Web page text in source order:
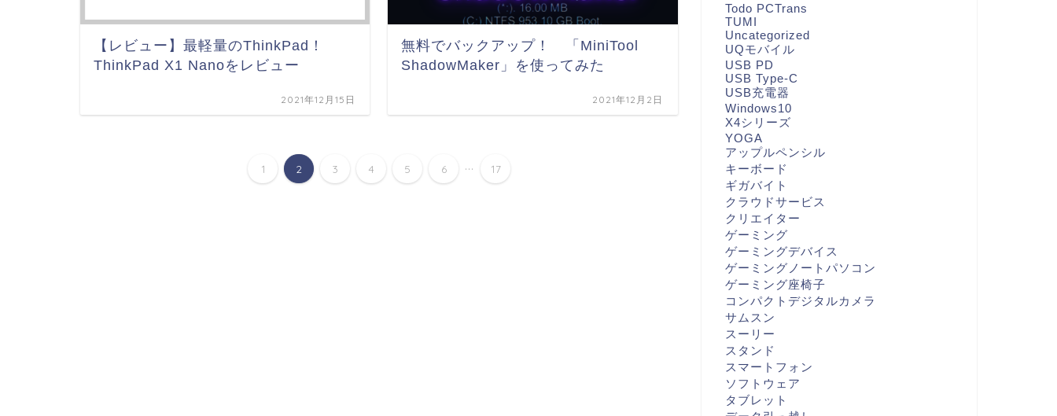
【レビュー】最軽量のThinkPad！
ThinkPad X1 Nanoをレビュー
2021年12月15日
無料でバックアップ！ 「MiniTool
ShadowMaker」を使ってみた
2021年12月2日
1 2 3 4 5 6 ... 17
Todo PCTrans
TUMI
Uncategorized
UQモバイル
USB PD
USB Type-C
USB充電器
Windows10
X4シリーズ
YOGA
アップルペンシル
キーボード
ギガバイト
クラウドサービス
クリエイター
ゲーミング
ゲーミングデバイス
ゲーミングノートパソコン
ゲーミング座椅子
コンパクトデジタルカメラ
サムスン
スーリー
スタンド
スマートフォン
ソフトウェア
タブレット